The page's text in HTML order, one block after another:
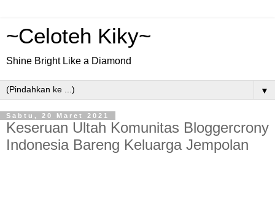
~Celoteh Kiky~
Shine Bright Like a Diamond
▼
Sabtu, 20 Maret 2021
Keseruan Ultah Komunitas Bloggercrony
Indonesia Bareng Keluarga Jempolan